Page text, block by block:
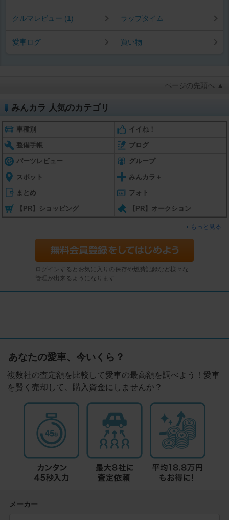
クルマレビュー (1) ラップタイム
愛車ログ 買い物
ページの先頭へ ▲
みんカラ 人気のカテゴリ
車種別 イイね！
整備手帳 ブログ
パーツレビュー グループ
スポット みんカラ＋
まとめ フォト
【PR】ショッピング 【PR】オークション
もっと見る
ログインするとお気に入りの保存や燃費記録など様々な
管理が出来るようになります
あなたの愛車、今いくら？
複数社の査定額を比較して愛車の最高額を調べよう！愛車
を賢く売却して、購入資金にしませんか？
メーカー